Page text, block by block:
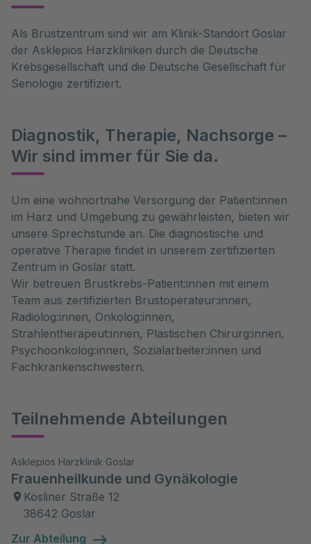
Als Brustzentrum sind wir am Klinik-Standort Goslar
der Asklepios Harzkliniken durch die Deutsche
Krebsgesellschaft und die Deutsche Gesellschaft für
Senologie zertifiziert.
Diagnostik, Therapie, Nachsorge –
Wir sind immer für Sie da.
Um eine wohnortnahe Versorgung der Patient:innen
im Harz und Umgebung zu gewährleisten, bieten wir
unsere Sprechstunde an. Die diagnostische und
operative Therapie findet in unserem zertifizierten
Zentrum in Goslar statt.
Wir betreuen Brustkrebs-Patient:innen mit einem
Team aus zertifizierten Brustoperateur:innen,
Radiolog:innen, Onkolog:innen,
Strahlentherapeut:innen, Plastischen Chirurg:innen,
Psychoonkolog:innen, Sozialarbeiter:innen und
Fachkrankenschwestern.
Teilnehmende Abteilungen
Asklepios Harzklinik Goslar
Frauenheilkunde und Gynäkologie
Kösliner Straße 12
38642 Goslar
Zur Abteilung